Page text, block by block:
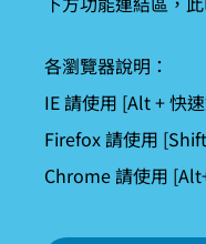
各瀏覽器說明：
IE 請使用 [Alt + 快
Firefox 請使用
Chrome 請使用